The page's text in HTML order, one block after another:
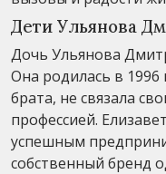
Дети Ульянова
Дочь Ульянова
Она родилась в 1996
брата, не связала
профессией.
успешным
собственный бренд